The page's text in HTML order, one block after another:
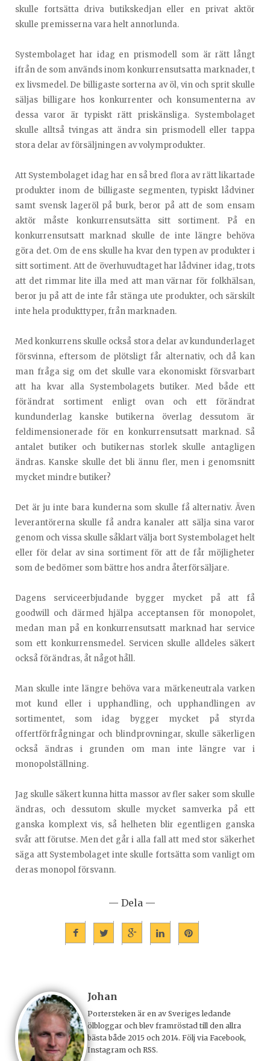
skulle fortsätta driva butikskedjan eller en privat aktör
skulle premisserna vara helt annorlunda.
Systembolaget har idag en prismodell som är rätt långt
ifrån de som används inom konkurrensutsatta marknader, t
ex livsmedel. De billigaste sorterna av öl, vin och sprit skulle
säljas billigare hos konkurrenter och konsumenterna av
dessa varor är typiskt rätt priskänsliga. Systembolaget
skulle alltså tvingas att ändra sin prismodell eller tappa
stora delar av försäljningen av volymprodukter.
Att Systembolaget idag har en så bred flora av rätt likartade
produkter inom de billigaste segmenten, typiskt lådviner
samt svensk lageröl på burk, beror på att de som ensam
aktör måste konkurrensutsätta sitt sortiment. På en
konkurrensutsatt marknad skulle de inte längre behöva
göra det. Om de ens skulle ha kvar den typen av produkter i
sitt sortiment. Att de överhuvudtaget har lådviner idag, trots
att det rimmar lite illa med att man värnar för folkhälsan,
beror ju på att de inte får stänga ute produkter, och särskilt
inte hela produkttyper, från marknaden.
Med konkurrens skulle också stora delar av kundunderlaget
försvinna, eftersom de plötsligt får alternativ, och då kan
man fråga sig om det skulle vara ekonomiskt försvarbart
att ha kvar alla Systembolagets butiker. Med både ett
förändrat sortiment enligt ovan och ett förändrat
kundunderlag kanske butikerna överlag dessutom är
feldimensionerade för en konkurrensutsatt marknad. Så
antalet butiker och butikernas storlek skulle antagligen
ändras. Kanske skulle det bli ännu fler, men i genomsnitt
mycket mindre butiker?
Det är ju inte bara kunderna som skulle få alternativ. Även
leverantörerna skulle få andra kanaler att sälja sina varor
genom och vissa skulle såklart välja bort Systembolaget helt
eller för delar av sina sortiment för att de får möjligheter
som de bedömer som bättre hos andra återförsäljare.
Dagens serviceerbjudande bygger mycket på att få
goodwill och därmed hjälpa acceptansen för monopolet,
medan man på en konkurrensutsatt marknad har service
som ett konkurrensmedel. Servicen skulle alldeles säkert
också förändras, åt något håll.
Man skulle inte längre behöva vara märkeneutrala varken
mot kund eller i upphandling, och upphandlingen av
sortimentet, som idag bygger mycket på styrda
offertförfrågningar och blindprovningar, skulle säkerligen
också ändras i grunden om man inte längre var i
monopolställning.
Jag skulle säkert kunna hitta massor av fler saker som skulle
ändras, och dessutom skulle mycket samverka på ett
ganska komplext vis, så helheten blir egentligen ganska
svår att förutse. Men det går i alla fall att med stor säkerhet
säga att Systembolaget inte skulle fortsätta som vanligt om
deras monopol försvann.
— Dela —
Johan
Portersteken är en av Sveriges ledande
ölbloggar och blev framröstad till den allra
bästa både 2015 och 2014. Följ via Facebook,
Instagram och RSS.